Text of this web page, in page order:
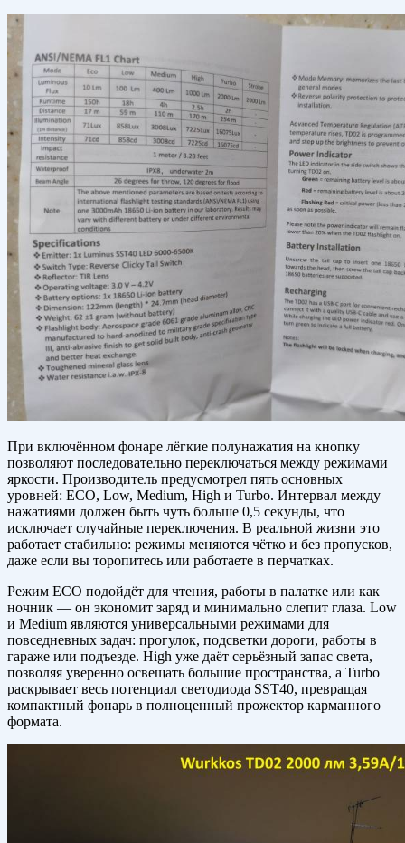
При включённом фонаре лёгкие полунажатия на кнопку
позволяют последовательно переключаться между режимами
яркости. Производитель предусмотрел пять основных
уровней: ECO, Low, Medium, High и Turbo. Интервал между
нажатиями должен быть чуть больше 0,5 секунды, что
исключает случайные переключения. В реальной жизни это
работает стабильно: режимы меняются чётко и без пропусков,
даже если вы торопитесь или работаете в перчатках.
Режим ECO подойдёт для чтения, работы в палатке или как
ночник — он экономит заряд и минимально слепит глаза. Low
и Medium являются универсальными режимами для
повседневных задач: прогулок, подсветки дороги, работы в
гараже или подъезде. High уже даёт серьёзный запас света,
позволяя уверенно освещать большие пространства, а Turbo
раскрывает весь потенциал светодиода SST40, превращая
компактный фонарь в полноценный прожектор карманного
формата.